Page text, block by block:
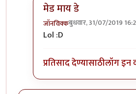
मेड माय डे
जॉनविक्कबुधवार, 31/07/2019
In reply to
Lol :D
प्रतिसाद देण्यासाठीलॉग इन